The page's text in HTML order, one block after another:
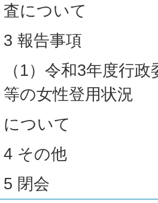
査について
3 報告事項
（1）令和3年度行
等の女性登用状況
について
4 その他
5 閉会